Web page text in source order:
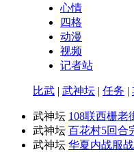
心情
四格
动漫
视频
记者站
比武 | 武神坛 | 任务 |
武神坛 108联西栅老
武神坛 百花村5回合
武神坛 华夏内战服